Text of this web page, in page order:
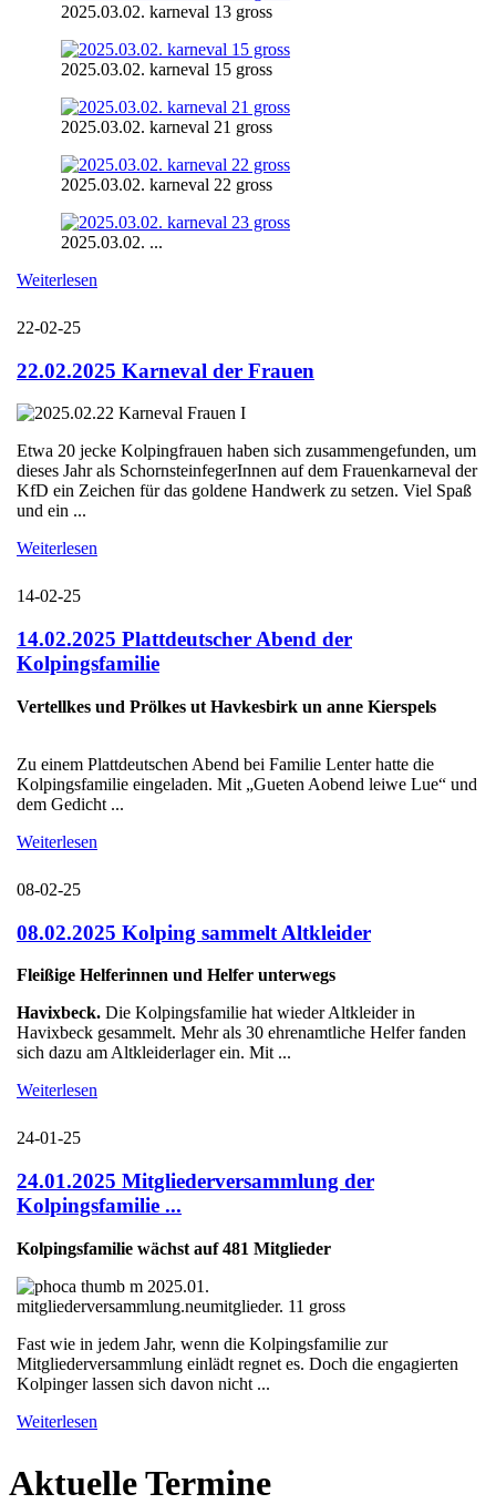
2025.03.02. karneval 13 gross
2025.03.02. karneval 15 gross
2025.03.02. karneval 21 gross
2025.03.02. karneval 22 gross
2025.03.02. ...
Weiterlesen
22-02-25
22.02.2025 Karneval der Frauen
Etwa 20 jecke Kolpingfrauen haben sich zusammengefunden, um
dieses Jahr als SchornsteinfegerInnen auf dem Frauenkarneval der
KfD ein Zeichen für das goldene Handwerk zu setzen. Viel Spaß
und ein ...
Weiterlesen
14-02-25
14.02.2025 Plattdeutscher Abend der
Kolpingsfamilie
Vertellkes und Prölkes ut Havkesbirk un anne Kierspels
Zu einem Plattdeutschen Abend bei Familie Lenter hatte die
Kolpingsfamilie eingeladen. Mit „Gueten Aobend leiwe Lue“ und
dem Gedicht ...
Weiterlesen
08-02-25
08.02.2025 Kolping sammelt Altkleider
Fleißige Helferinnen und Helfer unterwegs
Havixbeck. Die Kolpingsfamilie hat wieder Altkleider in
Havixbeck gesammelt. Mehr als 30 ehrenamtliche Helfer fanden
sich dazu am Altkleiderlager ein. Mit ...
Weiterlesen
24-01-25
24.01.2025 Mitgliederversammlung der
Kolpingsfamilie ...
Kolpingsfamilie wächst auf 481 Mitglieder
Fast wie in jedem Jahr, wenn die Kolpingsfamilie zur
Mitgliederversammlung einlädt regnet es. Doch die engagierten
Kolpinger lassen sich davon nicht ...
Weiterlesen
Aktuelle Termine